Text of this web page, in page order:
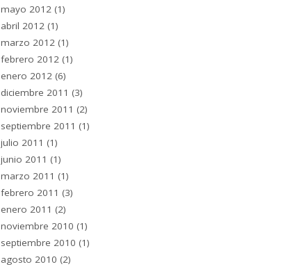
mayo 2012 (1)
abril 2012 (1)
marzo 2012 (1)
febrero 2012 (1)
enero 2012 (6)
diciembre 2011 (3)
noviembre 2011 (2)
septiembre 2011 (1)
julio 2011 (1)
junio 2011 (1)
marzo 2011 (1)
febrero 2011 (3)
enero 2011 (2)
noviembre 2010 (1)
septiembre 2010 (1)
agosto 2010 (2)